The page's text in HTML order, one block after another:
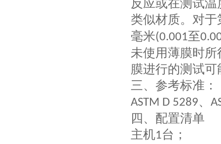
反应或在测试
类似材质。对
毫米(0.001至
未使用薄膜时
膜进行的测试
‌三、 参考标准：
ASTM D 5289、
四、配置清单
主机1台；